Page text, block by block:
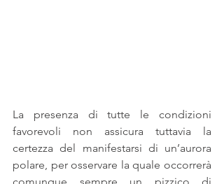
La presenza di tutte le condizioni
favorevoli non assicura tuttavia la
certezza del manifestarsi di un’aurora
polare, per osservare la quale occorrerà